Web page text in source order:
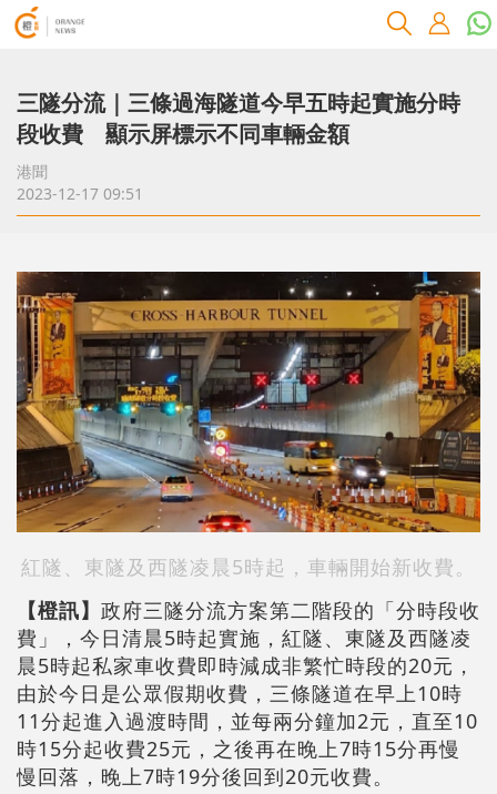
三隧分流｜三條過海隧道今早五時起實施分時
段收費 顯示屏標示不同車輛金額
港聞
2023-12-17 09:51
紅隧、東隧及西隧凌晨5時起，車輛開始新收費。
【橙訊】 政府三隧分流方案第二階段的「分時段收
費」，今日清晨5時起實施，紅隧、東隧及西隧凌
晨5時起私家車收費即時減成非繁忙時段的20元，
由於今日是公眾假期收費，三條隧道在早上10時
11分起進入過渡時間，並每兩分鐘加2元，直至10
時15分起收費25元，之後再在晚上7時15分再慢
慢回落，晚上7時19分後回到20元收費。